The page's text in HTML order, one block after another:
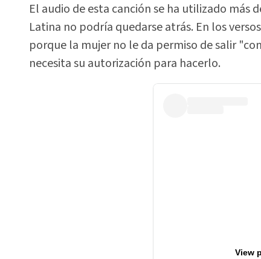
El audio de esta canción se ha utilizado más
Latina no podría quedarse atrás. En los
porque la mujer no le da permiso de salir
necesita su autorización para hacerlo.
View